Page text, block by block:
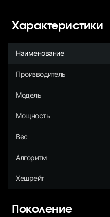
Характеристики
Наименование
Производитель
Модель
Мощность
Вес
Алгоритм
Хешрейт
Поколение